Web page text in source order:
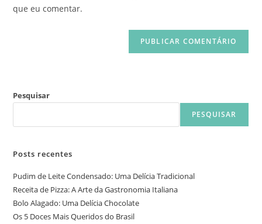
que eu comentar.
Pesquisar
PESQUISAR
Posts recentes
Pudim de Leite Condensado: Uma Delícia Tradicional
Receita de Pizza: A Arte da Gastronomia Italiana
Bolo Alagado: Uma Delícia Chocolate
Os 5 Doces Mais Queridos do Brasil